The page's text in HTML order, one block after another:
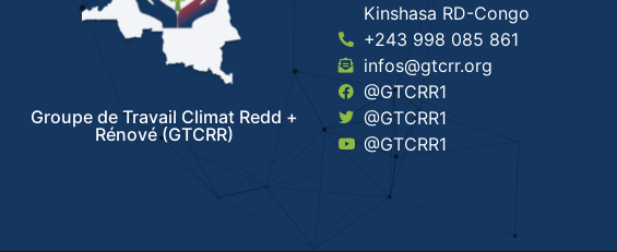
Groupe de Travail Climat Redd +
Rénové (GTCRR)
Kinshasa RD-Congo
+243 998 085 861
infos@gtcrr.org
@GTCRR1
@GTCRR1
@GTCRR1